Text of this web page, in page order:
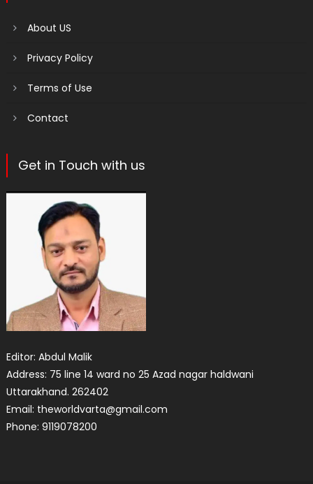
About US
Privacy Policy
Terms of Use
Contact
Get in Touch with us
Editor: Abdul Malik
Address: 75 line 14 ward no 25 Azad nagar haldwani
Uttarakhand. 262402
Email: theworldvarta@gmail.com
Phone: 9119078200